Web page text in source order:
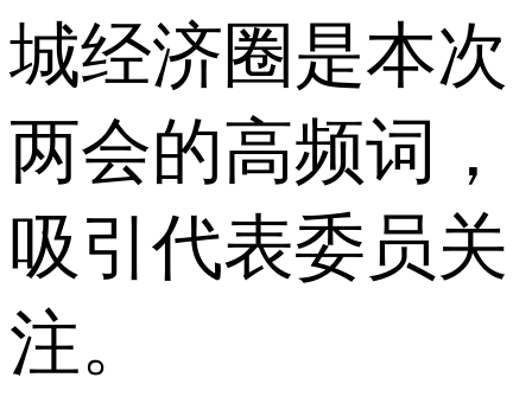
城经济圈是本次
两会的高频词，
吸引代表委员关
注。